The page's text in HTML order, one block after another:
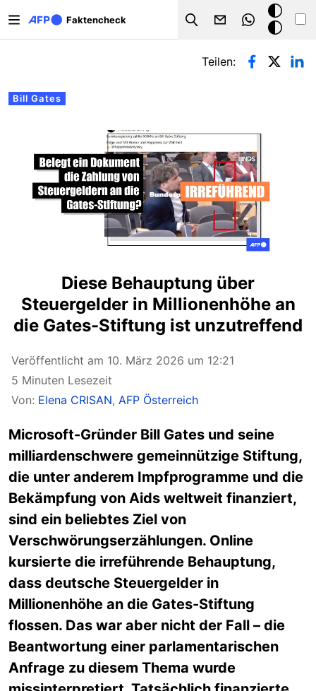
Faktencheck
Search
Dark
Mode
Primäre Reiter
Bill Gates
Teilen:
Diese Behauptung über
Steuergelder in Millionenhöhe an
die Gates-Stiftung ist unzutreffend
Veröffentlicht am 10. März 2026 um 12:21
5 Minuten Lesezeit
Von: Elena CRISAN, AFP Österreich
Microsoft-Gründer Bill Gates und seine
milliardenschwere gemeinnützige Stiftung,
die unter anderem Impfprogramme und die
Bekämpfung von Aids weltweit finanziert,
sind ein beliebtes Ziel von
Verschwörungserzählungen. Online
kursierte die irreführende Behauptung,
dass deutsche Steuergelder in
Millionenhöhe an die Gates-Stiftung
flossen. Das war aber nicht der Fall – die
Beantwortung einer parlamentarischen
Anfrage zu diesem Thema wurde